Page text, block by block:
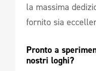
la massima
fornito sia
Pronto a
nostri loghi?